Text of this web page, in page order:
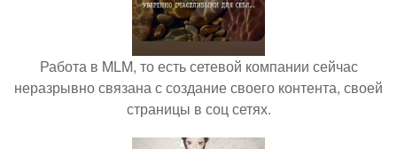
Работа в MLM, то есть сетевой компании сейчас
неразрывно связана с создание своего контента, своей
страницы в соц сетях.